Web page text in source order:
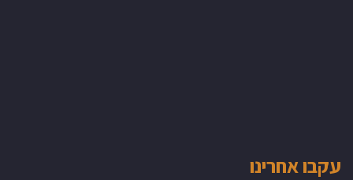
עקבו אחרינו